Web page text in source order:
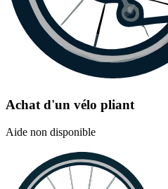
Achat d'un vélo pliant
Aide non disponible